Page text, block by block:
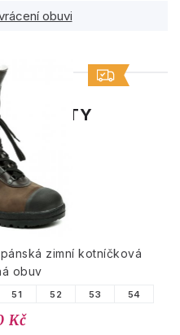
obuvi
zimní kotníčková
obuv
51 52 53 54
Kč